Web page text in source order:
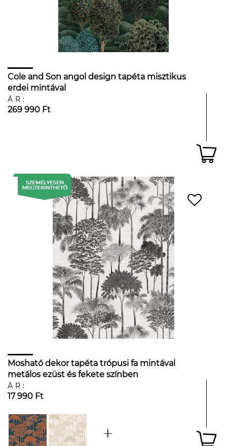
Cole and Son angol design tapéta misztikus
erdei mintával
ÁR:
269 990 Ft
Mosható dekor tapéta trópusi fa mintával
metálos ezüst és fekete színben
ÁR:
17 990 Ft